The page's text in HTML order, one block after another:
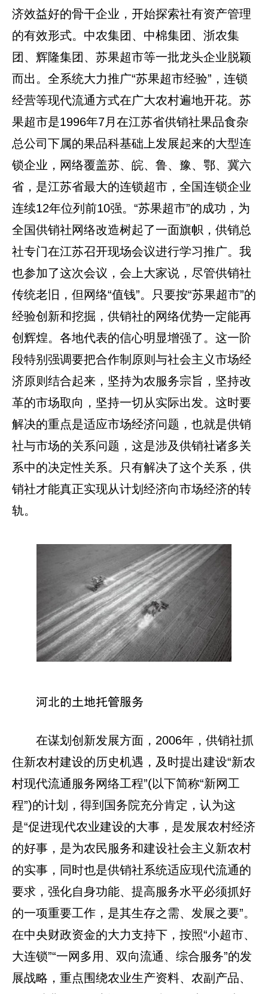
济效益好的骨干企业，开始探索社有资产管理
的有效形式。中农集团、中棉集团、浙农集
团、辉隆集团、苏果超市等一批龙头企业脱颖
而出。全系统大力推广“苏果超市经验”，连锁
经营等现代流通方式在广大农村遍地开花。苏
果超市是1996年7月在江苏省供销社果品食杂
总公司下属的果品科基础上发展起来的大型连
锁企业，网络覆盖苏、皖、鲁、豫、鄂、冀六
省，是江苏省最大的连锁超市，全国连锁企业
连续12年位列前10强。“苏果超市”的成功，为
全国供销社网络改造树起了一面旗帜，供销总
社专门在江苏召开现场会议进行学习推广。我
也参加了这次会议，会上大家说，尽管供销社
传统老旧，但网络“值钱”。只要按“苏果超市”的
经验创新和挖掘，供销社的网络优势一定能再
创辉煌。各地代表的信心明显增强了。这一阶
段特别强调要把合作制原则与社会主义市场经
济原则结合起来，坚持为农服务宗旨，坚持改
革的市场取向，坚持一切从实际出发。这时要
解决的重点是适应市场经济问题，也就是供销
社与市场的关系问题，这是涉及供销社诸多关
系中的决定性关系。只有解决了这个关系，供
销社才能真正实现从计划经济向市场经济的转
轨。
河北的土地托管服务
在谋划创新发展方面，2006年，供销社抓
住新农村建设的历史机遇，及时提出建设“新农
村现代流通服务网络工程”(以下简称“新网工
程”)的计划，得到国务院充分肯定，认为这
是“促进现代农业建设的大事，是发展农村经济
的好事，是为农民服务和建设社会主义新农村
的实事，同时也是供销社系统适应现代流通的
要求，强化自身功能、提高服务水平必须抓好
的一项重要工作，是其生存之需、发展之要”。
在中央财政资金的大力支持下，按照“小超市、
大连锁”“一网多用、双向流通、综合服务”的发
展战略，重点围绕农业生产资料、农副产品、